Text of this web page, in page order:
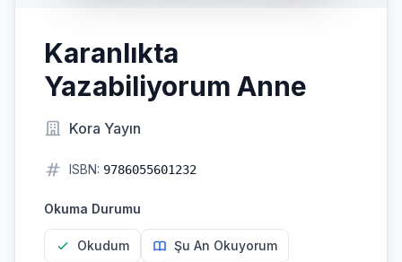
Karanlıkta
Yazabiliyorum Anne
Kora Yayın
ISBN: 9786055601232
Okuma Durumu
Okudum Şu An Okuyorum